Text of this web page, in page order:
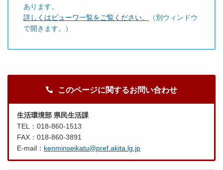
あります。
詳しくはビューワ一覧をご覧ください。
（別ウィンドウ
で開きます。）
このページに関するお問い合わせ
生活環境部 県民生活課
TEL：018-860-1513
FAX：018-860-3891
E-mail： kenminseikatu@pref.akita.lg.jp